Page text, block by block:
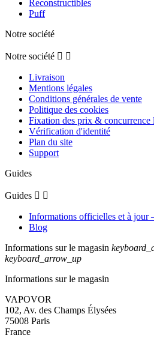
Reconstructibles
Puff
Notre société
Notre société  
Livraison
Mentions légales
Conditions générales de vente
Politique des cookies
Fixation des prix & concurrence
Vérification d'identité
Plan du site
Support
Guides
Guides  
Informations officielles et à jour
Blog
Informations sur le magasin
keyboard_arrow_up
Informations sur le magasin
VAPOVOR
102, Av. des Champs Élysées
75008 Paris
France